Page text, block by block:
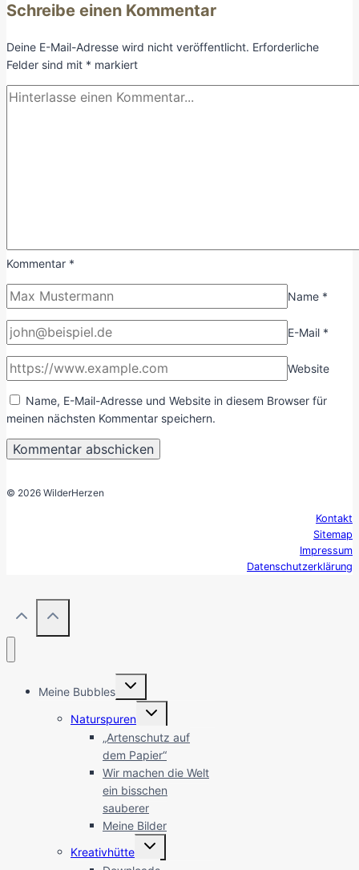
Schreibe einen Kommentar
Deine E-Mail-Adresse wird nicht veröffentlicht. Erforderliche
Felder sind mit * markiert
Kommentar *
Name *
E-Mail *
Website
Name, E-Mail-Adresse und Website in diesem Browser für
meinen nächsten Kommentar speichern.
© 2026 WilderHerzen
Kontakt
Sitemap
Impressum
Datenschutzerklärung
Meine Bubbles
Untermenü
Naturspuren
Untermenü
„Artenschutz auf
dem Papier“
Wir machen die Welt
ein bisschen
sauberer
Meine Bilder
Kreativhütte
Untermenü